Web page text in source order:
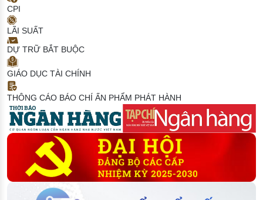
CPI
LÃI SUẤT
DỰ TRỮ BẮT BUỘC
GIÁO DỤC TÀI CHÍNH
THÔNG CÁO BÁO CHÍ ẤN PHẨM PHÁT HÀNH